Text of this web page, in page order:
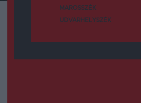
MAROSSZÉK
UDVARHELYSZÉK